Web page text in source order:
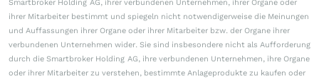
Smartbroker Holding AG, ihrer verbundenen Unternehmen, ihrer Organe oder
ihrer Mitarbeiter bestimmt und spiegeln nicht notwendigerweise die Meinungen
und Auffassungen ihrer Organe oder ihrer Mitarbeiter bzw. der Organe ihrer
verbundenen Unternehmen wider. Sie sind insbesondere nicht als Aufforderung
durch die Smartbroker Holding AG, ihre verbundenen Unternehmen, ihre Organe
oder ihrer Mitarbeiter zu verstehen, bestimmte Anlageprodukte zu kaufen oder